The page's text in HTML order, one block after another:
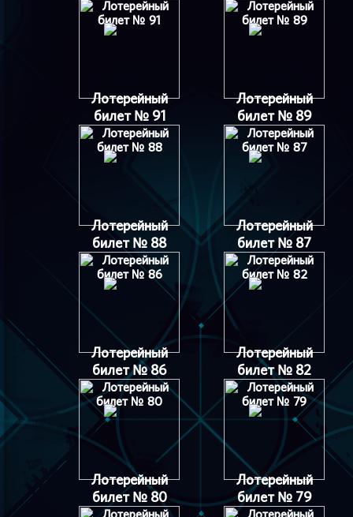
Лотерейный
билет № 91
Лотерейный
билет № 89
Лотерейный
билет № 88
Лотерейный
билет № 87
Лотерейный
билет № 86
Лотерейный
билет № 82
Лотерейный
билет № 80
Лотерейный
билет № 79